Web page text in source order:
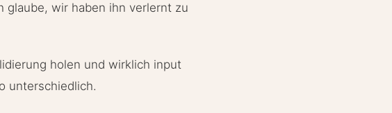
glaube, wir haben ihn verlernt zu
holen und wirklich input
unterschiedlich.